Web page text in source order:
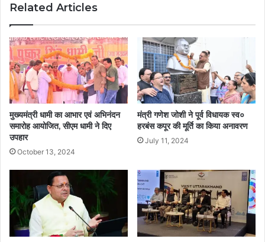
Related Articles
मुख्यमंत्री धामी का आभार एवं अभिनंदन
समारोह आयोजित, सीएम धामी ने दिए
उपहार
October 13, 2024
मंत्री गणेश जोशी ने पूर्व विधायक स्व०
हरबंस कपूर की मूर्ति का किया अनावरण
July 11, 2024